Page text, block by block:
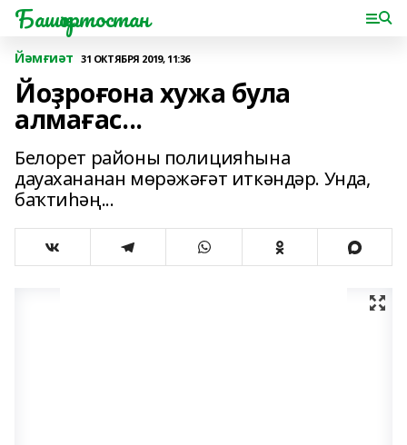
Башҡортостан
Йәмғиәт 31 ОКТЯБРЯ 2019, 11:36
Йоҙроғона хужа була
алмағас...
Белорет районы полицияһына
дауахананан мөрәжәғәт иткәндәр. Унда,
баҡтиһәң...